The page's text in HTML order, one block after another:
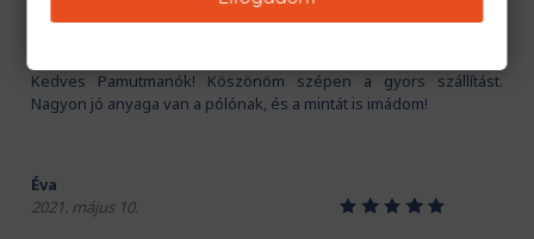
12345
Kedves Pamutmanók! Köszönöm szépen a gyors szállítást.
Nagyon jó anyaga van a pólónak, és a mintát is imádom!
Éva
2021. május 10.
12345